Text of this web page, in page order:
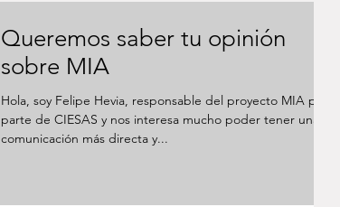
Queremos saber tu opinión
sobre MIA
Hola, soy Felipe Hevia, responsable del proyecto MIA por
parte de CIESAS y nos interesa mucho poder tener una
comunicación más directa y...